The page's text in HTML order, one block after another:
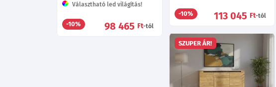
Választható led világítás!
-10% 98 465 Ft-tól
-10% 113 045 Ft-tól
SZUPER ÁR!